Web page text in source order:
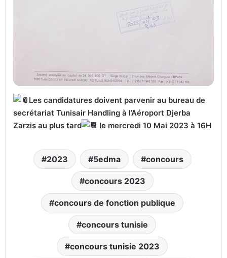
Les candidatures doivent parvenir au bureau de
secrétariat Tunisair Handling à l’Aéroport Djerba
Zarzis au plus tard
le mercredi 10 Mai 2023 à 16H
2023 5edma concours
concours 2023
concours de fonction publique
concours tunisie
concours tunisie 2023